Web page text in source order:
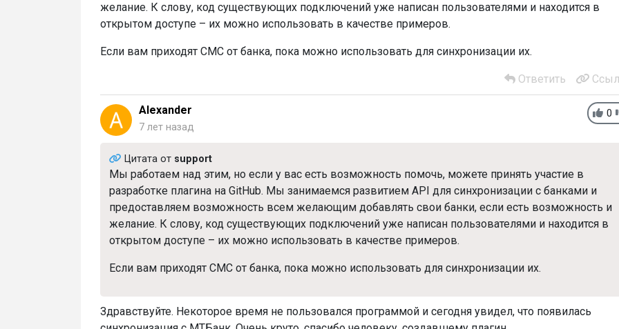
желание. К слову, код существующих подключений уже написан пользователями и находится в
открытом доступе – их можно использовать в качестве примеров.
Если вам приходят СМС от банка, пока можно использовать для синхронизации их.
Ответить
0
Alexander
7 лет назад
Цитата от support
Мы работаем над этим, но если у вас есть возможность помочь, можете принять участие в
разработке плагина на GitHub. Мы занимаемся развитием API для синхронизации с банками и
предоставляем возможность всем желающим добавлять свои банки, если есть возможность и
желание. К слову, код существующих подключений уже написан пользователями и находится в
открытом доступе – их можно использовать в качестве примеров.
Если вам приходят СМС от банка, пока можно использовать для синхронизации их.
Здравствуйте. Некоторое время не пользовался программой и сегодня увидел, что появилась